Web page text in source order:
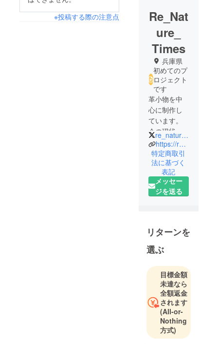
※投稿する際の注意点
Re_Nat
ure_
Times
兵庫県
初めてのプ
ロジェクト
です
革小物を中
心に制作し
ています。
今の現状を
よりよく
し、最適解
を届けたい
気持ちで作
り続けてい
ます。
re_nature_times
https://renaturetime.base.shop/
特定商取引
法に基づく
表記
メッセー
ジを送る
リターンを
選ぶ
目標金額
未達なら
全額返金
されます
(All-or-
Nothing
方式)